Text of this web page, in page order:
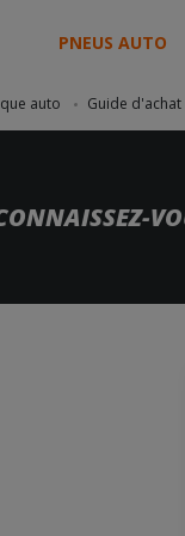
PNEUS AUTO
auto Guide d'achat